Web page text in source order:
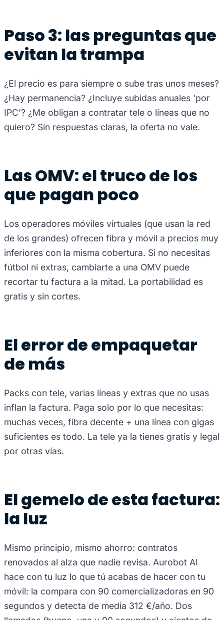
Paso 3: las preguntas que
evitan la trampa
¿El precio es para siempre o sube tras unos meses?
¿Hay permanencia? ¿Incluye subidas anuales 'por
IPC'? ¿Me obligan a contratar tele o líneas que no
quiero? Sin respuestas claras, la oferta no vale.
Las OMV: el truco de los
que pagan poco
Los operadores móviles virtuales (que usan la red
de los grandes) ofrecen fibra y móvil a precios muy
inferiores con la misma cobertura. Si no necesitas
fútbol ni extras, cambiarte a una OMV puede
recortar tu factura a la mitad. La portabilidad es
gratis y sin cortes.
El error de empaquetar
de más
Packs con tele, varias líneas y extras que no usas
inflan la factura. Paga solo por lo que necesitas:
muchas veces, fibra decente + una línea con gigas
suficientes es todo. La tele ya la tienes gratis y legal
por otras vías.
El gemelo de esta factura:
la luz
Mismo principio, mismo ahorro: contratos
renovados al alza que nadie revisa. Aurobot AI
hace con tu luz lo que tú acabas de hacer con tu
móvil: la compara con 90 comercializadoras en 90
segundos y detecta de media 312 €/año. Dos